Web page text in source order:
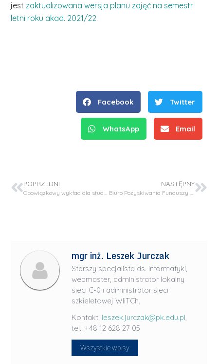
jestzaktualizowana wersja planu zajęć na semestr
letni roku akad. 2021/22.
Facebook Twitter
WhatsApp Email
POPRZEDNI
Obowiązkowy wykład dla studentów kierunku Biotechnologia
NASTĘPNY
Biuro Pozyskiwania Funduszy PK przypomina o konkursach NCBIR i NCN
mgr inż. Leszek Jurczak
Starszy specjalista ds. informatyki,
webmaster, administrator lokalny
sieci C-0 i administrator sieci
szkieletowej WIiTCh.
Kontakt: leszek.jurczak@pk.edu.pl,
tel.: +48 12 628 27 05
Wszystkie wpisy